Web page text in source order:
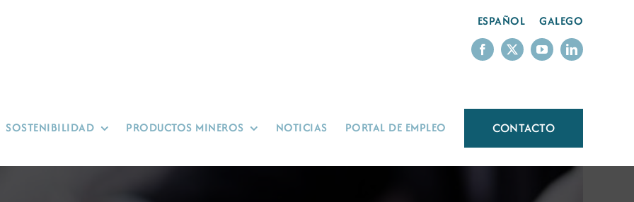
ESPAÑOL GALEGO
SOSTENIBILIDAD PRODUCTOS MINEROS NOTICIAS PORTAL DE EMPLEO CONTACTO